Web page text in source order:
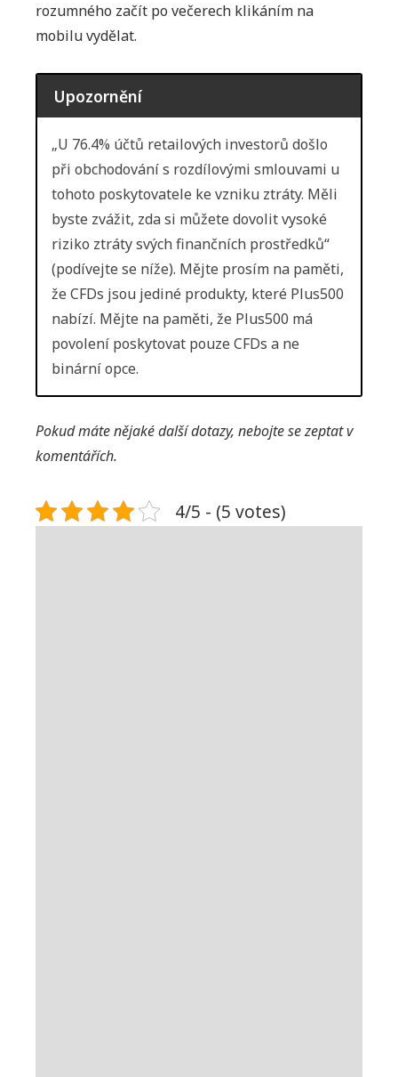
rozumného začít po večerech klikáním na
mobilu vydělat.
Upozornění
„U 76.4% účtů retailových investorů došlo
při obchodování s rozdílovými smlouvami u
tohoto poskytovatele ke vzniku ztráty. Měli
byste zvážit, zda si můžete dovolit vysoké
riziko ztráty svých finančních prostředků“
(podívejte se níže). Mějte prosím na paměti,
že CFDs jsou jediné produkty, které Plus500
nabízí. Mějte na paměti, že Plus500 má
povolení poskytovat pouze CFDs a ne
binární opce.
Pokud máte nějaké další dotazy, nebojte se zeptat v
komentářích.
4/5 - (5 votes)